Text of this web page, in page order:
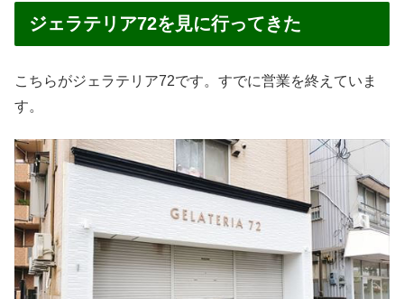
ジェラテリア72を見に行ってきた
こちらがジェラテリア72です。すでに営業を終えていま
す。